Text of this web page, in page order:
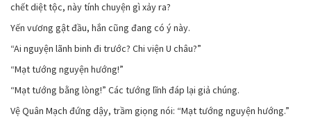
chết diệt tộc, này tính chuyện gì xảy ra?
Yến vương gật đầu, hắn cũng đang có ý này.
“Ai nguyện lãnh binh đi trước? Chi viện U châu?”
“Mạt tướng nguyện hướng!”
“Mạt tướng bằng lòng!” Các tướng lĩnh đáp lại giả chúng.
Vệ Quân Mạch đứng dậy, trầm giọng nói: “Mạt tướng nguyện hướng.”